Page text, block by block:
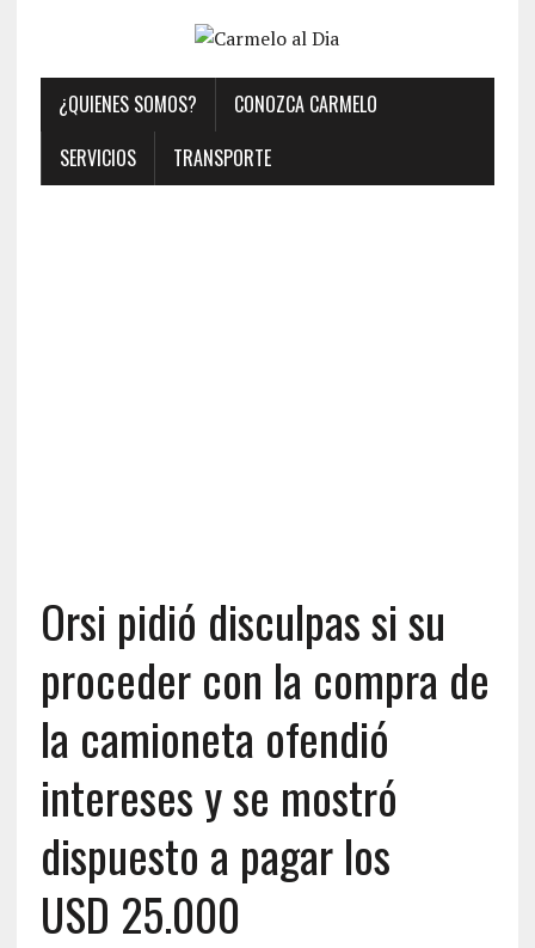
¿QUIENES SOMOS?
CONOZCA CARMELO
SERVICIOS
TRANSPORTE
Orsi pidió disculpas si su
proceder con la compra de
la camioneta ofendió
intereses y se mostró
dispuesto a pagar los
USD 25.000